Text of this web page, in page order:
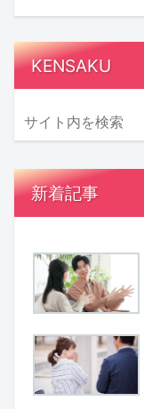
KENSAKU
新着記事